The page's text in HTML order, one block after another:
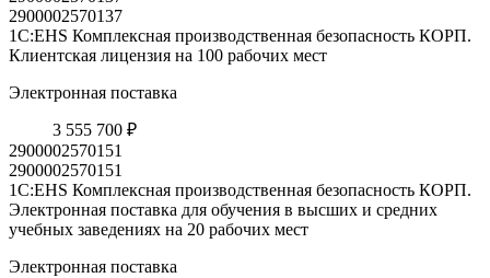
2900002570137
1С:EHS Комплексная производственная безопасность КОРП.
Клиентская лицензия на 100 рабочих мест
Электронная поставка
3 555 700 ₽
2900002570151
2900002570151
1С:EHS Комплексная производственная безопасность КОРП.
Электронная поставка для обучения в высших и средних
учебных заведениях на 20 рабочих мест
Электронная поставка